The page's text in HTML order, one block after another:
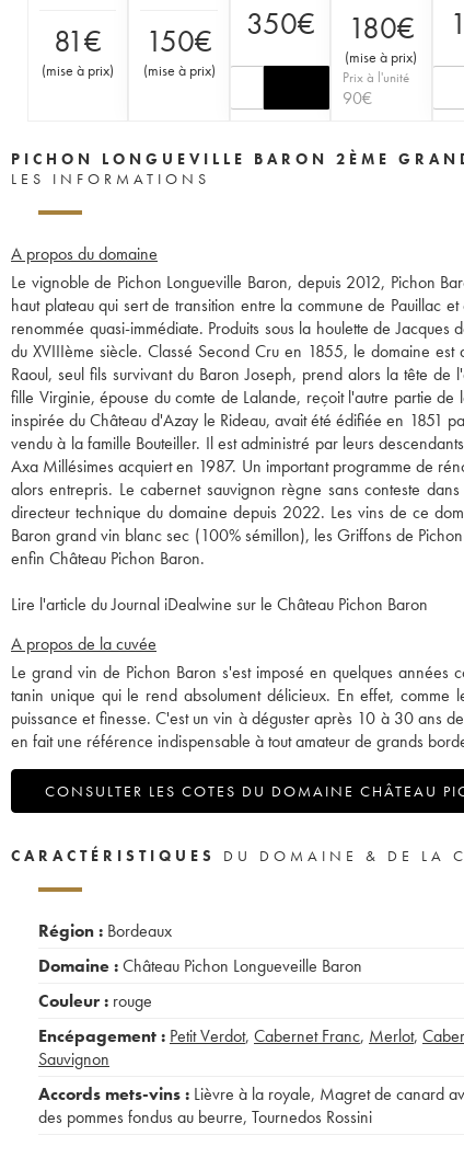
81€
(mise à prix)
150€
(mise à prix)
350€ 180€
(mise à prix)
Prix à l'unité
90€
PICHON LONGUEVILLE BARON 2ÈME
LES INFORMATIONS
A propos du domaine
Le vignoble de Pichon Longueville Baron, depuis 2012, Pichon
haut plateau qui sert de transition entre la commune de Pauillac
renommée quasi-immédiate. Produits sous la houlette de
du XVIIIème siècle. Classé Second Cru en 1855, le domaine
Raoul, seul fils survivant du Baron Joseph, prend alors la tête
fille Virginie, épouse du comte de Lalande, reçoit l'autre partie
inspirée du Château d'Azay le Rideau, avait été édifiée en 1851
vendu à la famille Bouteiller. Il est administré par leurs
Axa Millésimes acquiert en 1987. Un important programme de
alors entrepris. Le cabernet sauvignon règne sans conteste
directeur technique du domaine depuis 2022. Les vins de ce
Baron grand vin blanc sec (100% sémillon), les Griffons de
enfin Château Pichon Baron.
Lire l'article du Journal iDealwine sur le Château Pichon Baron
A propos de la cuvée
Le grand vin de Pichon Baron s'est imposé en quelques années
tanin unique qui le rend absolument délicieux. En effet,
puissance et finesse. C'est un vin à déguster après 10 à 30 ans
en fait une référence indispensable à tout amateur de grands
CONSULTER LES COTES DU DOMAINE CHÂTEAU
CARACTÉRISTIQUES DU DOMAINE & DE LA
Région : Bordeaux
Domaine :Château Pichon Longueveille Baron
Couleur : rouge
Encépagement : Petit Verdot, Cabernet Franc, Merlot,
Sauvignon
Accords mets-vins : Lièvre à la royale, Magret de canard
des pommes fondus au beurre, Tournedos Rossini